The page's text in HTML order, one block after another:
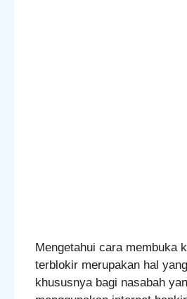
Mengetahui cara membuka
terblokir merupakan hal
khususnya bagi nasabah